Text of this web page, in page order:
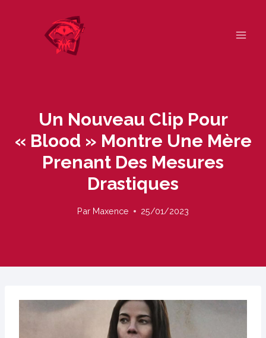
Un Nouveau Clip Pour
« Blood » Montre Une Mère
Prenant Des Mesures
Drastiques
Par Maxence 25/01/2023